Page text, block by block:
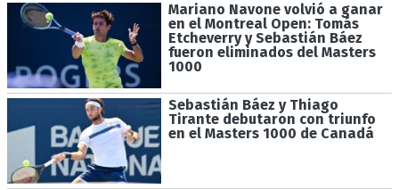
Mariano Navone volvió a ganar
en el Montreal Open: Tomás
Etcheverry y Sebastián Báez
fueron eliminados del Masters
1000
Sebastián Báez y Thiago
Tirante debutaron con triunfo
en el Masters 1000 de Canadá